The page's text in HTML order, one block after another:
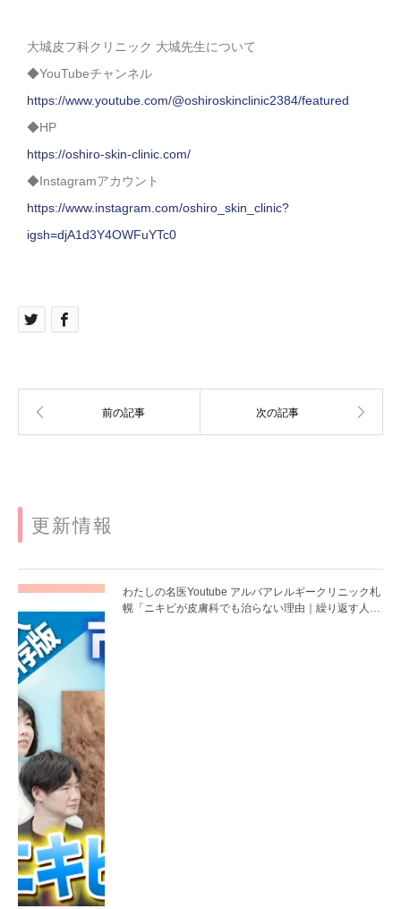
大城皮フ科クリニック 大城先生について
◆YouTubeチャンネル
https://www.youtube.com/@oshiroskinclinic2384/featured
◆HP
https://oshiro-skin-clinic.com/
◆Instagramアカウント
https://www.instagram.com/oshiro_skin_clinic?
igsh=djA1d3Y4OWFuYTc0
更新情報
わたしの名医Youtube アルバアレルギークリニック札
幌「ニキビが皮膚科でも治らない理由｜繰り返す人が